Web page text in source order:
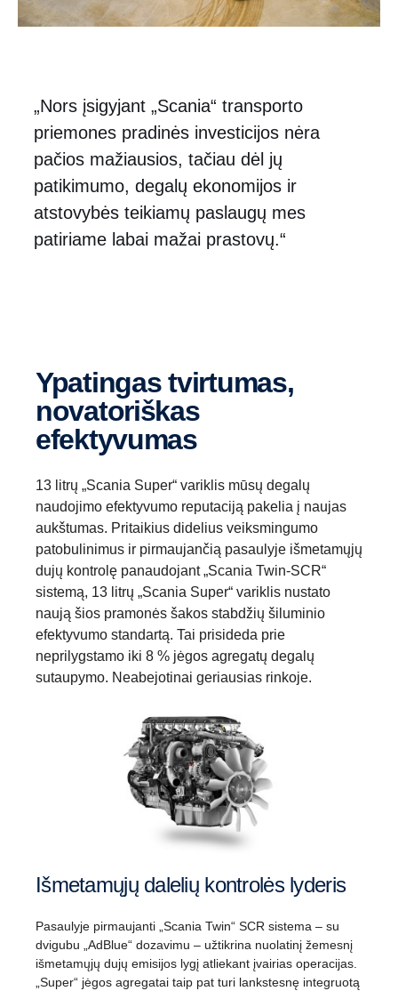
„Nors įsigyjant „Scania“ transporto
priemones pradinės investicijos nėra
pačios mažiausios, tačiau dėl jų
patikimumo, degalų ekonomijos ir
atstovybės teikiamų paslaugų mes
patiriame labai mažai prastovų.“
Ypatingas tvirtumas,
novatoriškas
efektyvumas
13 litrų „Scania Super“ variklis mūsų degalų
naudojimo efektyvumo reputaciją pakelia į naujas
aukštumas. Pritaikius didelius veiksmingumo
patobulinimus ir pirmaujančią pasaulyje išmetamųjų
dujų kontrolę panaudojant „Scania Twin-SCR“
sistemą, 13 litrų „Scania Super“ variklis nustato
naują šios pramonės šakos stabdžių šiluminio
efektyvumo standartą. Tai prisideda prie
neprilygstamo iki 8 % jėgos agregatų degalų
sutaupymo. Neabejotinai geriausias rinkoje.
Išmetamųjų dalelių kontrolės lyderis
Pasaulyje pirmaujanti „Scania Twin“ SCR sistema – su
dvigubu „AdBlue“ dozavimu – užtikrina nuolatinį žemesnį
išmetamųjų dujų emisijos lygį atliekant įvairias operacijas.
„Super“ jėgos agregatai taip pat turi lankstesnę integruotą